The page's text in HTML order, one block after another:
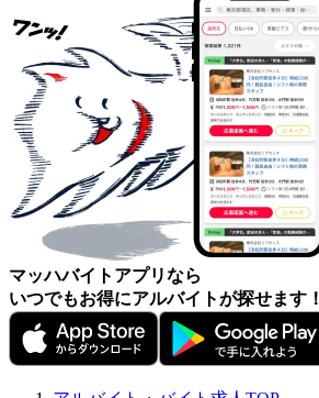
マッハバイトアプリなら
いつでもお得にアルバイトが探せます！